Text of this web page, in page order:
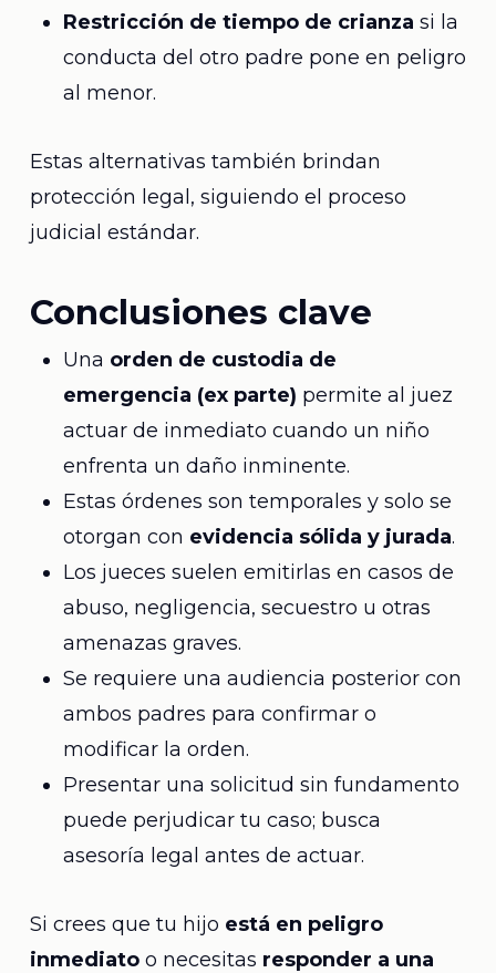
Restricción de tiempo de crianza si la
conducta del otro padre pone en peligro
al menor.
Estas alternativas también brindan
protección legal, siguiendo el proceso
judicial estándar.
Conclusiones clave
Una orden de custodia de
emergencia (ex parte) permite al juez
actuar de inmediato cuando un niño
enfrenta un daño inminente.
Estas órdenes son temporales y solo se
otorgan con evidencia sólida y jurada.
Los jueces suelen emitirlas en casos de
abuso, negligencia, secuestro u otras
amenazas graves.
Se requiere una audiencia posterior con
ambos padres para confirmar o
modificar la orden.
Presentar una solicitud sin fundamento
puede perjudicar tu caso; busca
asesoría legal antes de actuar.
Si crees que tu hijo está en peligro
inmediatoo necesitas responder a una